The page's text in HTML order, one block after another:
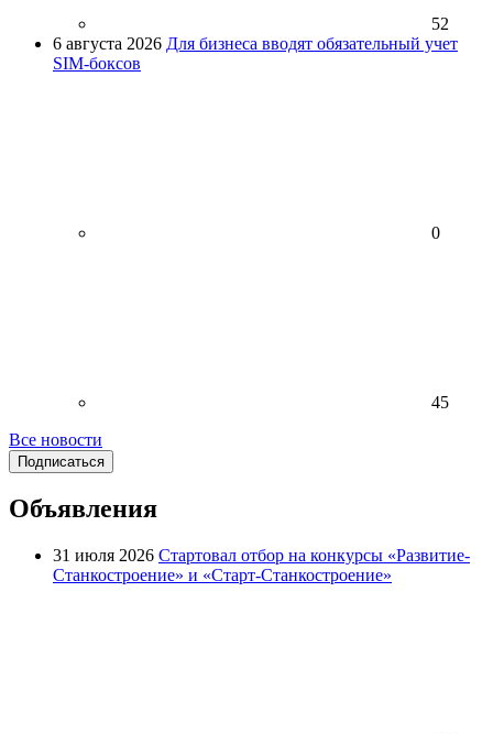
52
6 августа 2026 Для бизнеса вводят обязательный учет
SIM-боксов
0
45
Все новости
Подписаться
Объявления
31 июля 2026 Стартовал отбор на конкурсы «Развитие-
Станкостроение» и «Старт-Станкостроение»